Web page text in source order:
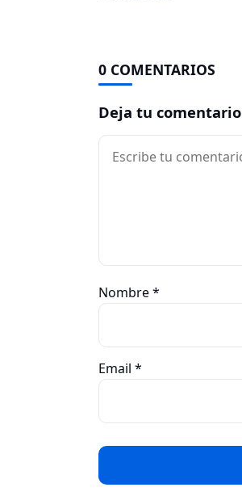
0 COMENTARIOS
Deja tu comentario
Comentario
Nombre*
Email *